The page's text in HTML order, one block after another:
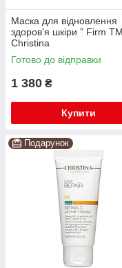
Маска для відновлення
здоров'я шкіри ” Firm TM
Christina
Готово до відправки
1 380 ₴
Купити
Подарунок